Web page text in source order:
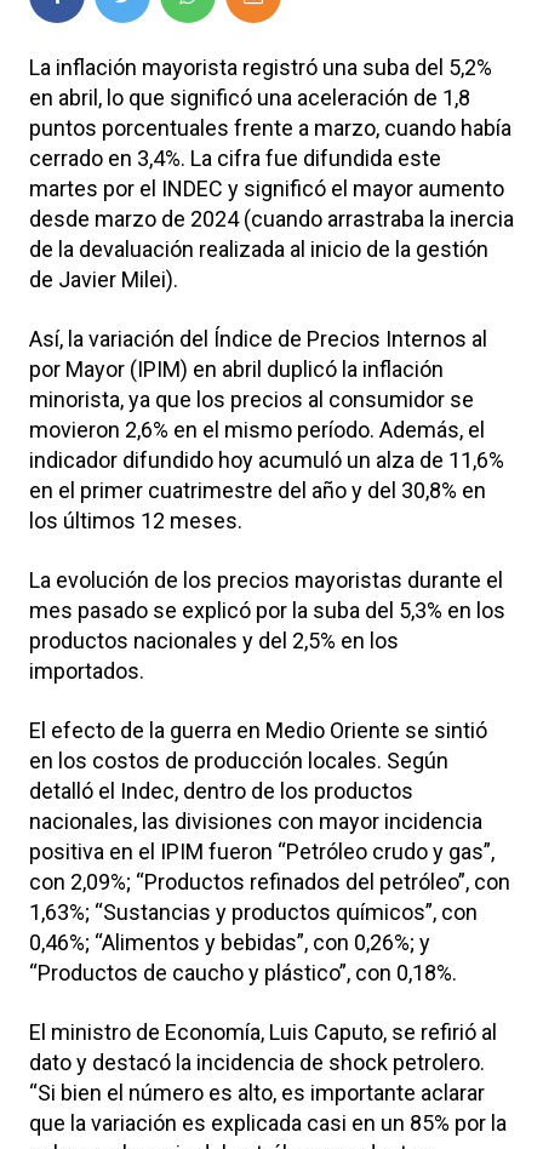
La inflación mayorista registró una suba del 5,2%
en abril, lo que significó una aceleración de 1,8
puntos porcentuales frente a marzo, cuando había
cerrado en 3,4%. La cifra fue difundida este
martes por el INDEC y significó el mayor aumento
desde marzo de 2024 (cuando arrastraba la inercia
de la devaluación realizada al inicio de la gestión
de Javier Milei).
Así, la variación del Índice de Precios Internos al
por Mayor (IPIM) en abril duplicó la inflación
minorista, ya que los precios al consumidor se
movieron 2,6% en el mismo período. Además, el
indicador difundido hoy acumuló un alza de 11,6%
en el primer cuatrimestre del año y del 30,8% en
los últimos 12 meses.
La evolución de los precios mayoristas durante el
mes pasado se explicó por la suba del 5,3% en los
productos nacionales y del 2,5% en los
importados.
El efecto de la guerra en Medio Oriente se sintió
en los costos de producción locales. Según
detalló el Indec, dentro de los productos
nacionales, las divisiones con mayor incidencia
positiva en el IPIM fueron “Petróleo crudo y gas”,
con 2,09%; “Productos refinados del petróleo”, con
1,63%; “Sustancias y productos químicos”, con
0,46%; “Alimentos y bebidas”, con 0,26%; y
“Productos de caucho y plástico”, con 0,18%.
El ministro de Economía, Luis Caputo, se refirió al
dato y destacó la incidencia de shock petrolero.
“Si bien el número es alto, es importante aclarar
que la variación es explicada casi en un 85% por la